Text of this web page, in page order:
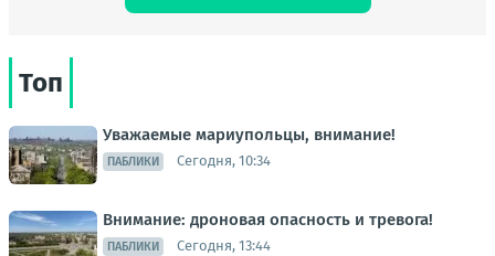
Топ
Уважаемые мариупольцы, внимание!
ПАБЛИКИ Сегодня, 10:34
Внимание: дроновая опасность и тревога!
ПАБЛИКИ Сегодня, 13:44